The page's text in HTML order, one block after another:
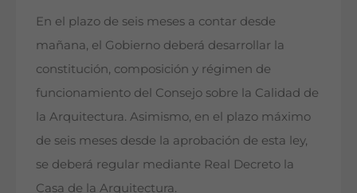
En el plazo de seis meses a contar desde
mañana, el Gobierno deberá desarrollar la
constitución, composición y régimen de
funcionamiento del Consejo sobre la Calidad de
la Arquitectura. Asimismo, en el plazo máximo
de seis meses desde la aprobación de esta ley,
se deberá regular mediante Real Decreto la
Casa de la Arquitectura.